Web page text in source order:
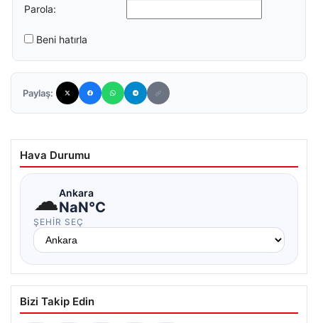
Parola:
Beni hatırla
Paylaş:
Hava Durumu
☁Ankara
NaN°C
ŞEHIR SEÇ
Bizi Takip Edin